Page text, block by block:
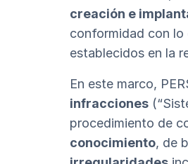
creación e
conformidad con lo
establecidos en la
En este marco,
infracciones
procedimiento de
conocimiento, de